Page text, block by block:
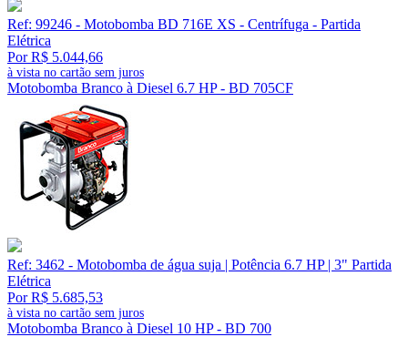
Ref: 99246 - Motobomba BD 716E XS - Centrífuga - Partida
Elétrica
Por R$ 5.044,66
à vista no cartão sem juros
Motobomba Branco à Diesel 6.7 HP - BD 705CF
Ref: 3462 - Motobomba de água suja | Potência 6.7 HP | 3" Partida
Elétrica
Por R$ 5.685,53
à vista no cartão sem juros
Motobomba Branco à Diesel 10 HP - BD 700